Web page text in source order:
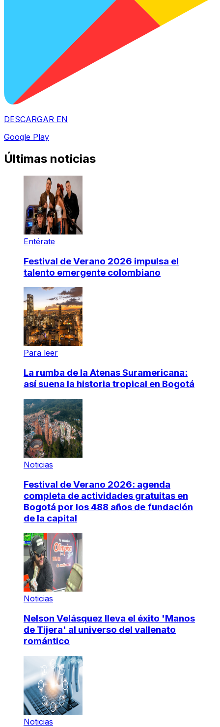
DESCARGAR EN
Google Play
Últimas noticias
Entérate
Festival de Verano 2026 impulsa el
talento emergente colombiano
Para leer
La rumba de la Atenas Suramericana:
así suena la historia tropical en Bogotá
Noticias
Festival de Verano 2026: agenda
completa de actividades gratuitas en
Bogotá por los 488 años de fundación
de la capital
Noticias
Nelson Velásquez lleva el éxito 'Manos
de Tijera' al universo del vallenato
romántico
Noticias